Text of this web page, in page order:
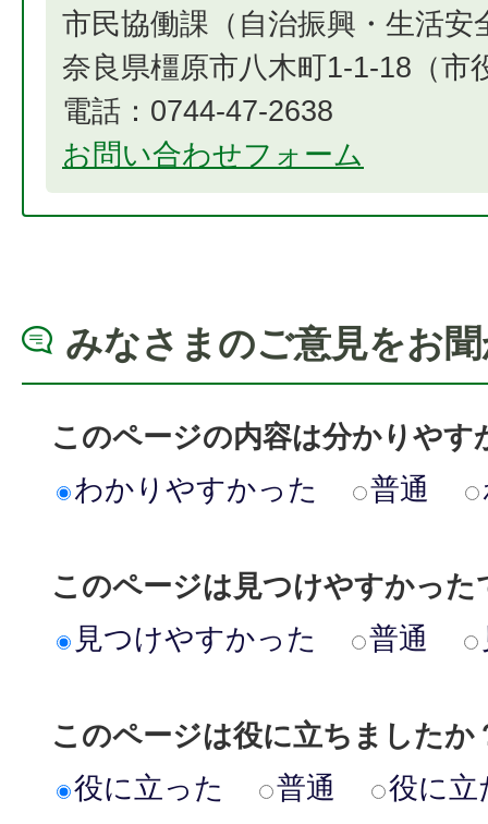
市民協働課（自治振興・生活安
奈良県橿原市八木町1-1-18（市
電話：0744-47-2638
お問い合わせフォーム
みなさまのご意見をお
このページの内容は分かりやす
わかりやすかった
普通
このページは見つけやすかった
見つけやすかった
普通
このページは役に立ちましたか
役に立った
普通 役に立